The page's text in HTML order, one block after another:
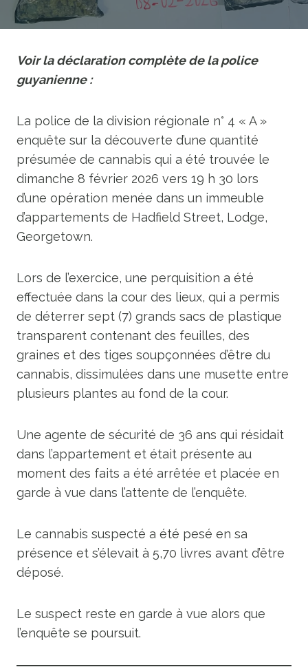
Voir la déclaration complète de la police
guyanienne :
La police de la division régionale n° 4 « A »
enquête sur la découverte d’une quantité
présumée de cannabis qui a été trouvée le
dimanche 8 février 2026 vers 19 h 30 lors
d’une opération menée dans un immeuble
d’appartements de Hadfield Street, Lodge,
Georgetown.
Lors de l’exercice, une perquisition a été
effectuée dans la cour des lieux, qui a permis
de déterrer sept (7) grands sacs de plastique
transparent contenant des feuilles, des
graines et des tiges soupçonnées d’être du
cannabis, dissimulées dans une musette entre
plusieurs plantes au fond de la cour.
Une agente de sécurité de 36 ans qui résidait
dans l’appartement et était présente au
moment des faits a été arrêtée et placée en
garde à vue dans l’attente de l’enquête.
Le cannabis suspecté a été pesé en sa
présence et s’élevait à 5,70 livres avant d’être
déposé.
Le suspect reste en garde à vue alors que
l’enquête se poursuit.